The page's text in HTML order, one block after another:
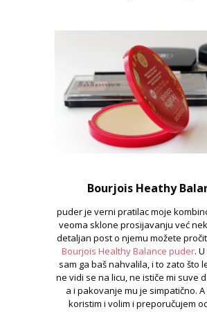
Bourjois Heathy
puder je verni pratilac moje
veoma sklone prosijavanju već
detaljan post o njemu možete
Bourjois Healthy Balance puder.
sam ga baš nahvalila, i to zato što
ne vidi se na licu, ne ističe mi suve
a i pakovanje mu je simpatično. A
koristim i volim i preporučujem